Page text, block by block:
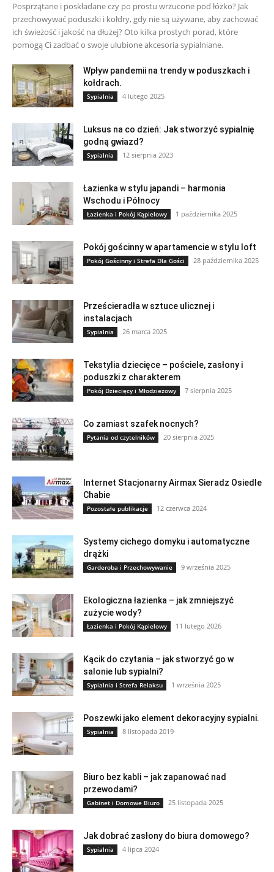
Posprzątane i poskładane czy po prostu wrzucone pod łóżko? Jak
przechowywać poduszki i kołdry, gdy nie są używane, aby zachować
ich świeżość i jakość na dłużej? Oto kilka prostych porad, które
pomogą Ci zadbać o swoje ulubione akcesoria sypialniane.
Wpływ pandemii na trendy w poduszkach i
kołdrach.
Sypialnia 4 lutego 2025
Luksus na co dzień: Jak stworzyć sypialnię
godną gwiazd?
Sypialnia 12 sierpnia 2023
Łazienka w stylu japandi – harmonia
Wschodu i Północy
Łazienka i Pokój Kąpielowy 1 października 2025
Pokój gościnny w apartamencie w stylu loft
Pokój Gościnny i Strefa Dla Gości 28 października 2025
Prześcieradła w sztuce ulicznej i
instalacjach
Sypialnia 26 marca 2025
Tekstylia dziecięce – pościele, zasłony i
poduszki z charakterem
Pokój Dziecięcy i Młodzieżowy 7 sierpnia 2025
Co zamiast szafek nocnych?
Pytania od czytelników 20 sierpnia 2025
Internet Stacjonarny Airmax Sieradz Osiedle
Chabie
Pozostałe publikacje 12 czerwca 2024
Systemy cichego domyku i automatyczne
drążki
Garderoba i Przechowywanie 9 września 2025
Ekologiczna łazienka – jak zmniejszyć
zużycie wody?
Łazienka i Pokój Kąpielowy 11 lutego 2026
Kącik do czytania – jak stworzyć go w
salonie lub sypialni?
Sypialnia i Strefa Relaksu 1 września 2025
Poszewki jako element dekoracyjny sypialni.
Sypialnia 8 listopada 2019
Biuro bez kabli – jak zapanować nad
przewodami?
Gabinet i Domowe Biuro 25 listopada 2025
Jak dobrać zasłony do biura domowego?
Sypialnia 4 lipca 2024